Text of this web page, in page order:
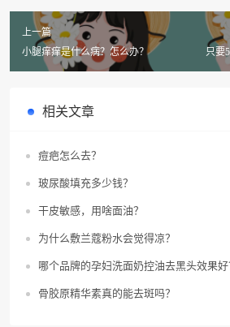
上一篇
小腿痒痒是什么病？怎么办？
只要
效
相关文章
痘疤怎么去？
玻尿酸填充多少钱？
干皮敏感，用啥面油？
为什么敷兰蔻粉水会觉得凉？
哪个品牌的孕妇洗面奶控油去黑头效果好
骨胶原精华素真的能去斑吗？